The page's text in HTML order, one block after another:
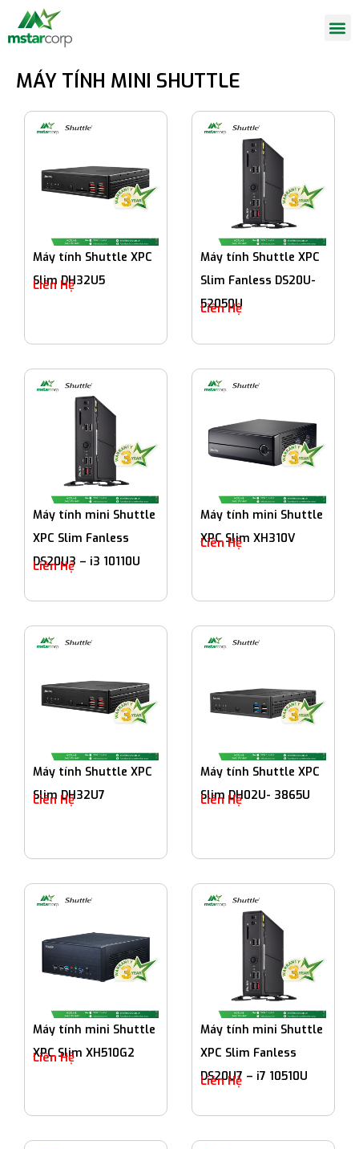
MÁY TÍNH MINI SHUTTLE
Máy tính Shuttle XPC
Slim DH32U5
Liên Hệ
Máy tính Shuttle XPC
Slim Fanless DS20U-
52050U
Liên Hệ
Máy tính mini Shuttle
XPC Slim Fanless
DS20U3 – i3 10110U
Liên Hệ
Máy tính mini Shuttle
XPC Slim XH310V
Liên Hệ
Máy tính Shuttle XPC
Slim DH32U7
Liên Hệ
Máy tính Shuttle XPC
Slim DH02U- 3865U
Liên Hệ
Máy tính mini Shuttle
XPC Slim XH510G2
Liên Hệ
Máy tính mini Shuttle
XPC Slim Fanless
DS20U7 – i7 10510U
Liên Hệ